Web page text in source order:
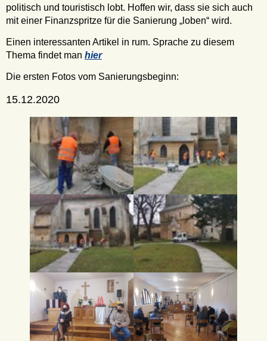
politisch und touristisch lobt. Hoffen wir, dass sie sich auch
mit einer Finanzspritze für die Sanierung „loben“ wird.
Einen interessanten Artikel in rum. Sprache zu diesem
Thema findet man hier
Die ersten Fotos vom Sanierungsbeginn:
15.12.2020